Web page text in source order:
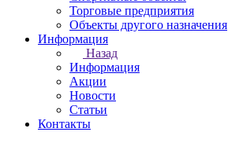
Торговые предприятия
Объекты другого назначения
Информация
Назад
Информация
Акции
Новости
Статьи
Контакты